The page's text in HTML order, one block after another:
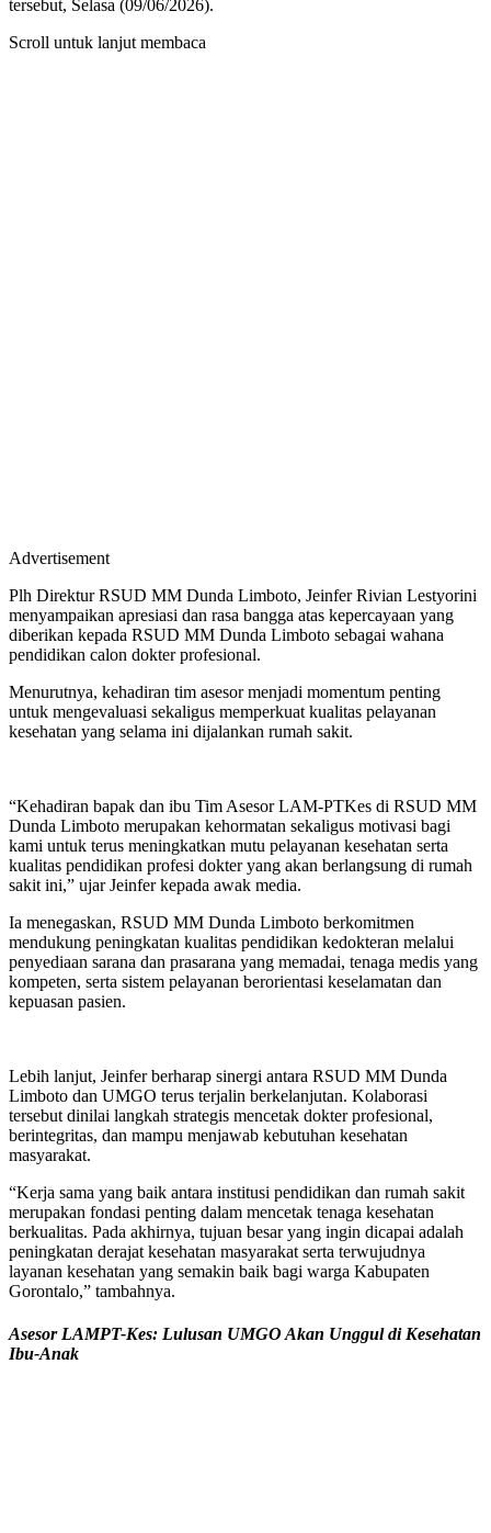
tersebut, Selasa (09/06/2026).
Scroll untuk lanjut membaca
Advertisement
Plh Direktur RSUD MM Dunda Limboto, Jeinfer Rivian Lestyorini
menyampaikan apresiasi dan rasa bangga atas kepercayaan yang
diberikan kepada RSUD MM Dunda Limboto sebagai wahana
pendidikan calon dokter profesional.
Menurutnya, kehadiran tim asesor menjadi momentum penting
untuk mengevaluasi sekaligus memperkuat kualitas pelayanan
kesehatan yang selama ini dijalankan rumah sakit.
“Kehadiran bapak dan ibu Tim Asesor LAM-PTKes di RSUD MM
Dunda Limboto merupakan kehormatan sekaligus motivasi bagi
kami untuk terus meningkatkan mutu pelayanan kesehatan serta
kualitas pendidikan profesi dokter yang akan berlangsung di rumah
sakit ini,” ujar Jeinfer kepada awak media.
Ia menegaskan, RSUD MM Dunda Limboto berkomitmen
mendukung peningkatan kualitas pendidikan kedokteran melalui
penyediaan sarana dan prasarana yang memadai, tenaga medis yang
kompeten, serta sistem pelayanan berorientasi keselamatan dan
kepuasan pasien.
Lebih lanjut, Jeinfer berharap sinergi antara RSUD MM Dunda
Limboto dan UMGO terus terjalin berkelanjutan. Kolaborasi
tersebut dinilai langkah strategis mencetak dokter profesional,
berintegritas, dan mampu menjawab kebutuhan kesehatan
masyarakat.
“Kerja sama yang baik antara institusi pendidikan dan rumah sakit
merupakan fondasi penting dalam mencetak tenaga kesehatan
berkualitas. Pada akhirnya, tujuan besar yang ingin dicapai adalah
peningkatan derajat kesehatan masyarakat serta terwujudnya
layanan kesehatan yang semakin baik bagi warga Kabupaten
Gorontalo,” tambahnya.
Asesor LAMPT-Kes: Lulusan UMGO Akan Unggul di Kesehatan
Ibu-Anak